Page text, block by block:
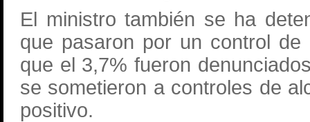
El ministro también se ha
que pasaron por un control
que el 3,7% fueron
se sometieron a controles de
positivo.